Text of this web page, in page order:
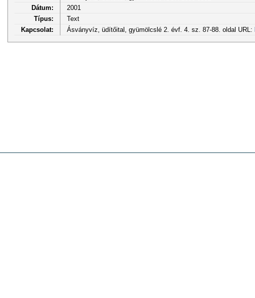
Dátum:
2001
Típus:
Text
Kapcsolat:
Ásványvíz, üdítőital, gyümölcslé 2. évf. 4. sz. 87-88. oldal URL: